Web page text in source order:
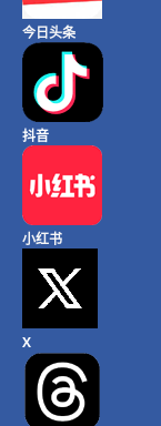
今日头条
抖音
小红书
X